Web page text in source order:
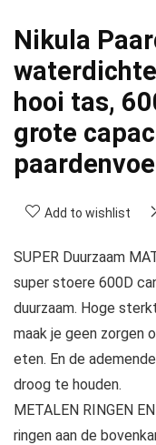
Nikula
hooi tas,
grote
Add to wishlist
SUPER Duurzaam
super stoere 600D
duurzaam. Hoge
maak je geen zorgen
eten. En de
droog te houden.
METALEN RINGEN
ringen aan de